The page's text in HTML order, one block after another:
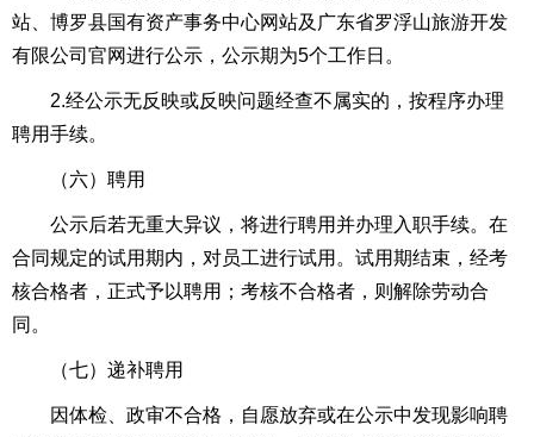
站、博罗县国有资产事务中心网站及广东省罗浮山旅游开发
有限公司官网进行公示，公示期为5个工作日。
2.经公示无反映或反映问题经查不属实的，按程序办理
聘用手续。
（六）聘用
公示后若无重大异议，将进行聘用并办理入职手续。在
合同规定的试用期内，对员工进行试用。试用期结束，经考
核合格者，正式予以聘用；考核不合格者，则解除劳动合
同。
（七）递补聘用
因体检、政审不合格，自愿放弃或在公示中发现影响聘